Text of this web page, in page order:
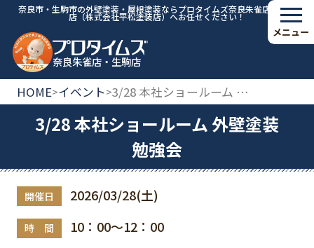
奈良市・生駒市の外壁塗装・屋根塗装ならプロタイムズ奈良朱雀店・生駒
店（株式会社平松塗装店）へお任せください！
奈良朱雀店・生駒店
メニュー
HOME>イベント> 3/28 本社ショールーム 外壁塗装勉強会
3/28 本社ショールーム 外壁塗装
勉強会
開催日 2026/03/28(土)
時 間 10：00～12：00